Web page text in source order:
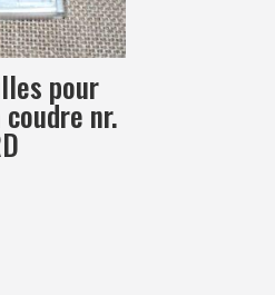
pour
nr.